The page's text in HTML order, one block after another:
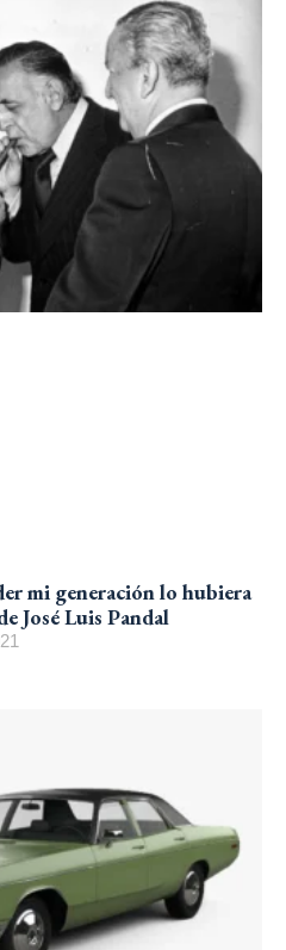
mi generación lo hubiera
José Luis Pandal